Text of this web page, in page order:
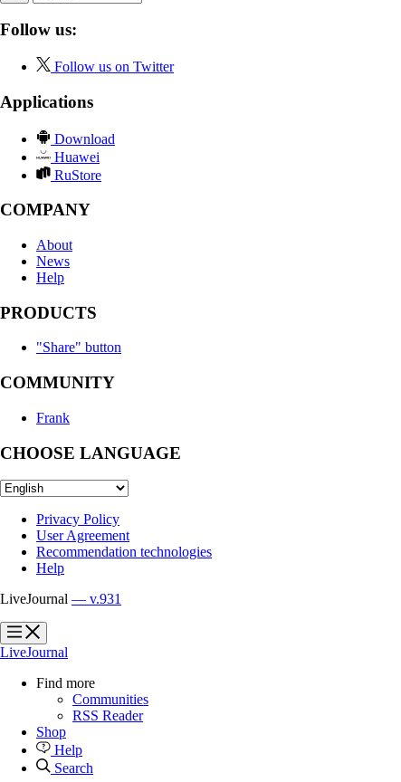
Follow us:
Follow us on Twitter
Applications
Download
Huawei
RuStore
COMPANY
About
News
Help
PRODUCTS
"Share" button
COMMUNITY
Frank
CHOOSE LANGUAGE
Privacy Policy
User Agreement
Recommendation technologies
Help
LiveJournal — v.931
?
?
LiveJournal
Find more
Communities
RSS Reader
Shop
Help
Search